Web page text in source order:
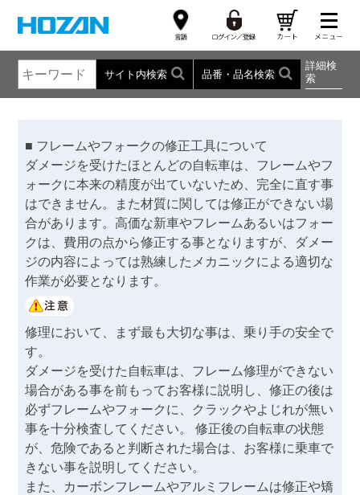
サイト内検索 品番・品名検索
詳細検
索
■ フレームやフォークの修正工具について
ダメージを受けたほとんどの自転車は、フレームやフ
ォークに本来の精度が出ていないため、完全に直す事
はできません。また材質に関しては修正ができない場
合があります。高価な新車やフレームあるいはフォー
クは、費用の点から修正する事となりますが、ダメー
ジの内容によっては熟練したメカニックによる適切な
作業が必要となります。
修理において、まず最も大切な事は、乗り手の安全で
す。
ダメージを受けた自転車は、フレーム修理ができない
場合がある事を前もってお客様に説明し、修正の後は
必ずフレームやフォークに、クラックやよじれが無い
事を十分検査してください。 修正後の自転車の状態
が、危険であると判断された場合は、お客様に乗車で
きない事を説明してください。
また、カーボンフレームやアルミフレームは修正や矯